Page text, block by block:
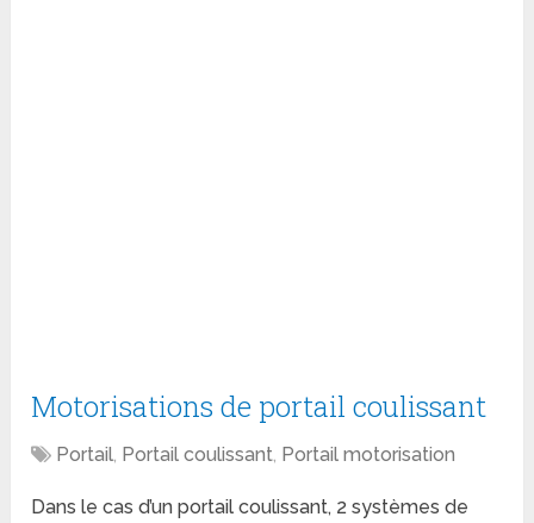
Motorisations de portail coulissant
Portail, Portail coulissant, Portail motorisation
Dans le cas d’un portail coulissant, 2 systèmes de